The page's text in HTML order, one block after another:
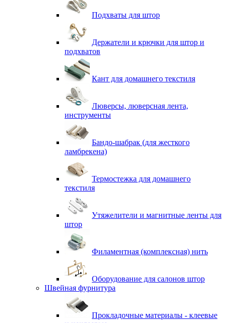
Подхваты для штор
Держатели и крючки для штор и
подхватов
Кант для домашнего текстиля
Люверсы, люверсная лента,
инструменты
Бандо-шабрак (для жесткого
ламбрекена)
Термостежка для домашнего
текстиля
Утяжелители и магнитные ленты для
штор
Филаментная (комплексная) нить
Оборудование для салонов штор
Швейная фурнитура
Прокладочные материалы - клеевые